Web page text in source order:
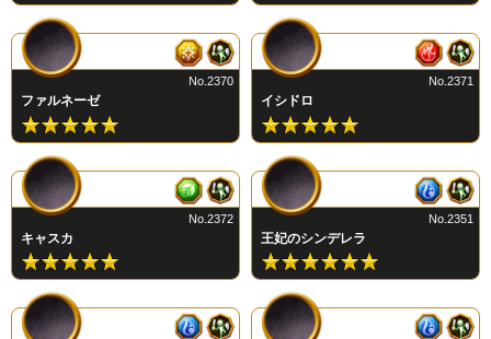
ファルネーゼ
No.2370
イシドロ
No.2371
キャスカ
No.2372
王妃のシンデレラ
No.2351